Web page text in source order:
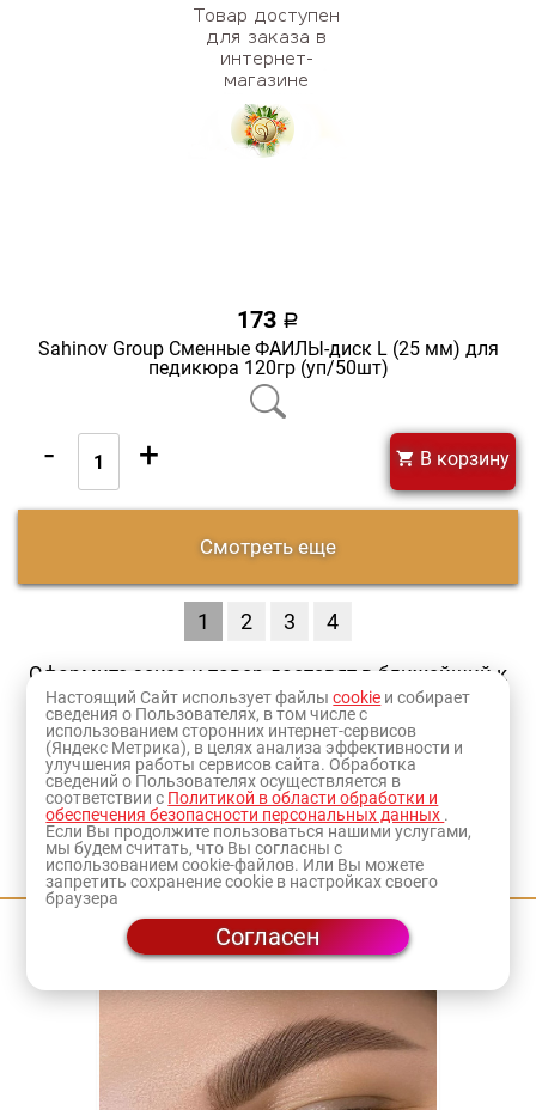
173 a
Sahinov Group Сменные ФАЙЛЫ-диск L (25 мм) для
педикюра 120гр (уп/50шт)
- + В корзину
Смотреть еще
1 2 3 4
Оформите заказ и товар доставят в ближайший к
ваммагазинили по адресу.
Приходите на мастер-классы
Настоящий Сайт использует файлыcookie и собирает
сведения о Пользователях, в том числе с
использованием сторонних интернет-сервисов
(Яндекс Метрика), в целях анализа эффективности и
улучшения работы сервисов сайта. Обработка
сведений о Пользователях осуществляется в
соответствии с Политикой в области обработки и
обеспечения безопасности персональных данных .
Если Вы продолжите пользоваться нашими услугами,
мы будем считать, что Вы согласны с
использованием cookie-файлов. Или Вы можете
запретить сохранение cookie в настройках своего
браузера
Согласен